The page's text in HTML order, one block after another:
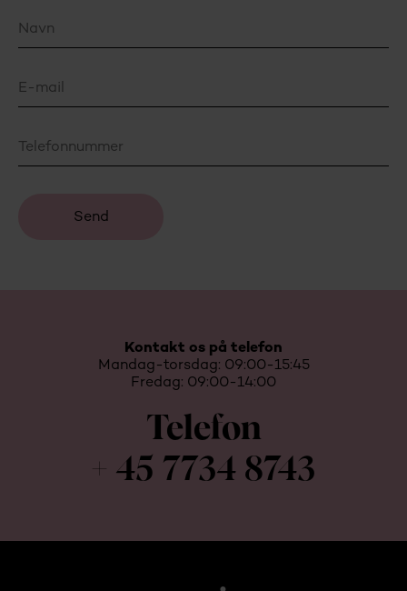
Kontakt os på telefon
Mandag-torsdag: 09:00-15:45
Fredag: 09:00-14:00
Telefon
+ 45 7734 8743